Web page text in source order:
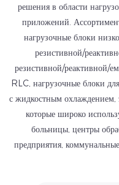
решения в области
приложений.
нагрузочные блоки
резистивной/
резистивной/реактивной/
RLC, нагрузочные блоки
с жидкостным охлаждением,
которые широко
больницы, центры
предприятия,